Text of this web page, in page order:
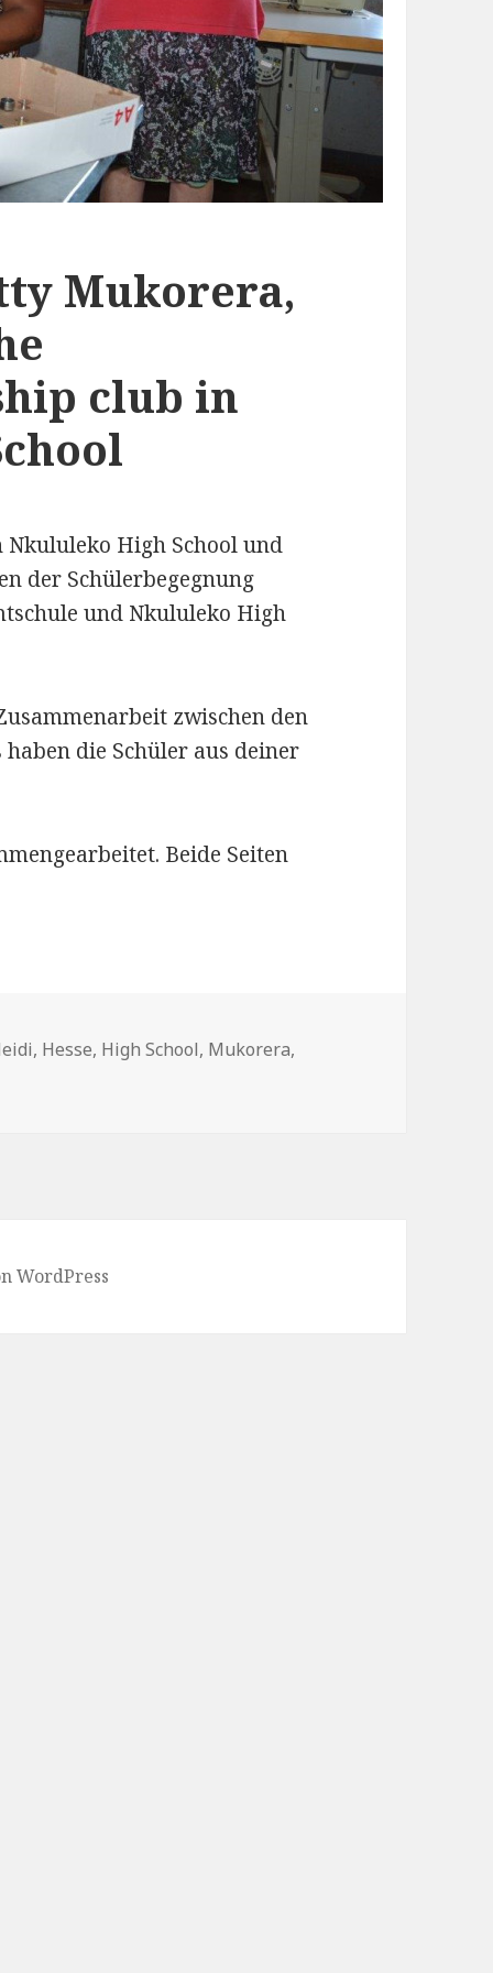
Mukorera,
club in
High School und
der Schülerbegegnung
und Nkululeko High
zwischen den
die Schüler aus deiner
Beide Seiten
, Hesse, High School, Mukorera,
WordPress